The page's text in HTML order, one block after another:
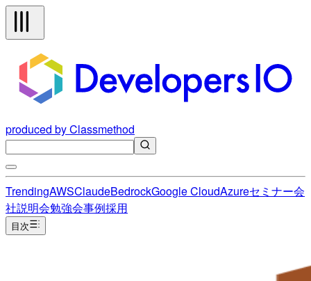
produced by Classmethod
TrendingAWSClaudeBedrockGoogle CloudAzureセミナー会
社説明会勉強会事例採用
目次